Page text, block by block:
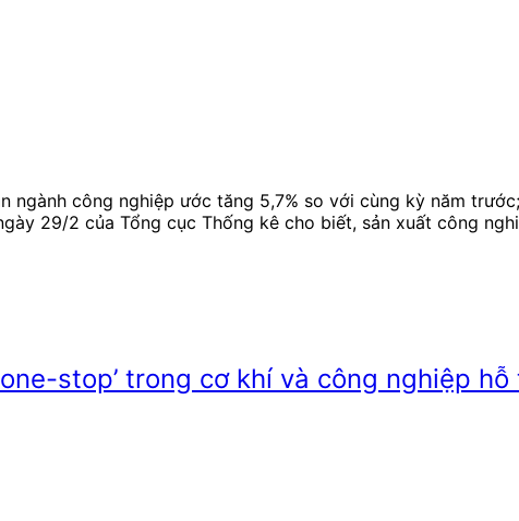
ngành công nghiệp ước tăng 5,7% so với cùng kỳ năm
29/2 của Tổng cục Thống kê cho biết, sản xuất công
stop’ trong cơ khí và công nghiệp hỗ